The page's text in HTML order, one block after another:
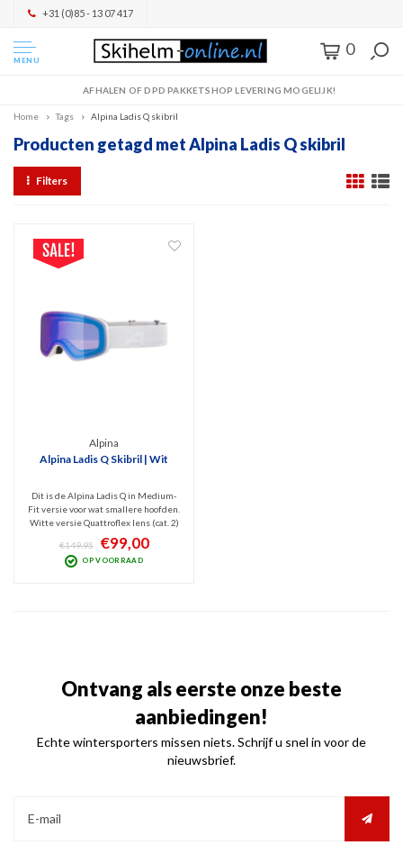
+31 (0)85 - 13 07 417
MENU
0
AFHALEN OF DPD PAKKETSHOP LEVERING MOGELIJK!
Home Tags Alpina Ladis Q skibril
Producten getagd met Alpina Ladis Q skibril
Filters
Alpina
Alpina Ladis Q Skibril | Wit
Dit is de Alpina Ladis Q in Medium-
Fit versie voor wat smallere hoofden.
Witte versie Quattroflex lens (cat. 2)
die het best presteert bij bewolkt
tot licht zonnig weer. Filtert
schadelijk UV en Infrarood en het
€149,95 €99,00
OP VOORRAAD
Ontvang als eerste onze beste
aanbiedingen!
Echte wintersporters missen niets. Schrijf u snel in voor de
nieuwsbrief.